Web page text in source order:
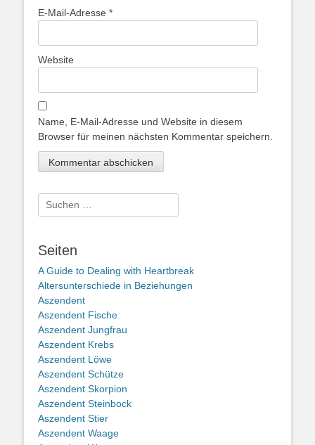
E-Mail-Adresse *
Website
Name, E-Mail-Adresse und Website in diesem
Browser für meinen nächsten Kommentar speichern.
Suche
nach:
Seiten
A Guide to Dealing with Heartbreak
Altersunterschiede in Beziehungen
Aszendent
Aszendent Fische
Aszendent Jungfrau
Aszendent Krebs
Aszendent Löwe
Aszendent Schütze
Aszendent Skorpion
Aszendent Steinbock
Aszendent Stier
Aszendent Waage